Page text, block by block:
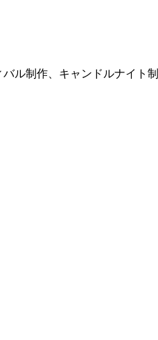
ル制作、キャンドルナイト